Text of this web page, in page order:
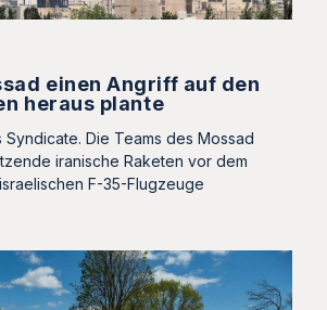
einen Angriff auf den
heraus plante
Die Teams des Mossad
iranische Raketen vor dem
F-35-Flugzeuge